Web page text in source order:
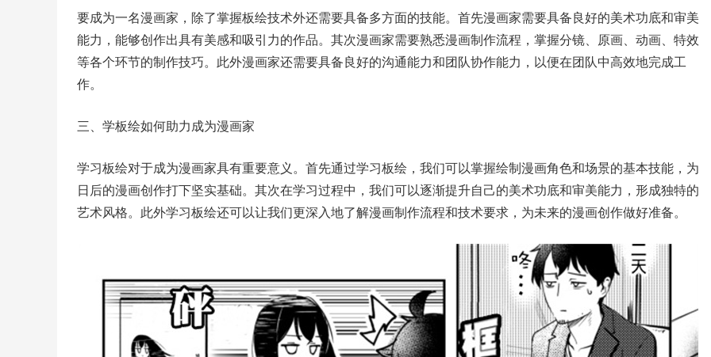
要成为一名漫画家，除了掌握板绘技术外还需要具备多方面的技能。首先漫画家需要具备良好的美术功底和审美
能力，能够创作出具有美感和吸引力的作品。其次漫画家需要熟悉漫画制作流程，掌握分镜、原画、动画、特效
等各个环节的制作技巧。此外漫画家还需要具备良好的沟通能力和团队协作能力，以便在团队中高效地完成工
作。
三、学板绘如何助力成为漫画家
学习板绘对于成为漫画家具有重要意义。首先通过学习板绘，我们可以掌握绘制漫画角色和场景的基本技能，为
日后的漫画创作打下坚实基础。其次在学习过程中，我们可以逐渐提升自己的美术功底和审美能力，形成独特的
艺术风格。此外学习板绘还可以让我们更深入地了解漫画制作流程和技术要求，为未来的漫画创作做好准备。